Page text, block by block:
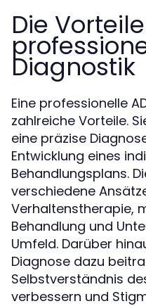
Die
Diagnostik
Eine professionelle
zahlreiche Vorteile.
eine präzise
Entwicklung eines
Behandlungsplans.
verschiedene
Verhaltenstherapie,
Behandlung und
Umfeld. Darüber
Diagnose dazu
Selbstverständnis
verbessern und